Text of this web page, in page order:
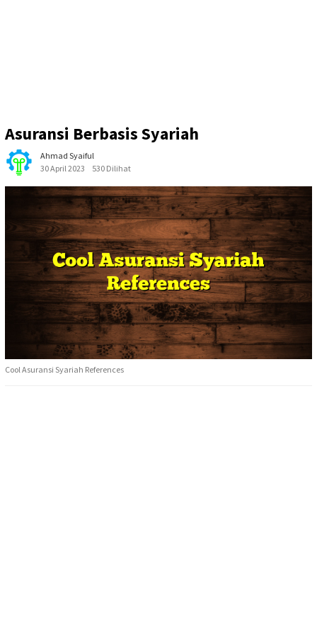
Asuransi Berbasis Syariah
Ahmad Syaiful
30 April 2023
530 Dilihat
Cool Asuransi Syariah References